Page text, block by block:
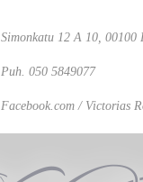
Simonkatu 12 A 10, 00100
Puh. 050 5849077
Facebook.com / Victorias